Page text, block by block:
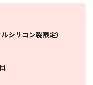
シリコン製限定）